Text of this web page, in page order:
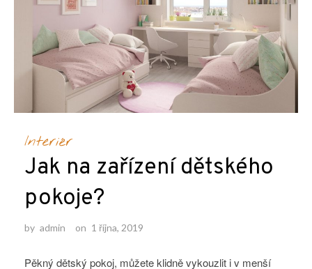
Interiér
Jak na zařízení dětského
pokoje?
by admin on 1 října, 2019
Pěkný dětský pokoj, můžete klidně vykouzlit i v menší